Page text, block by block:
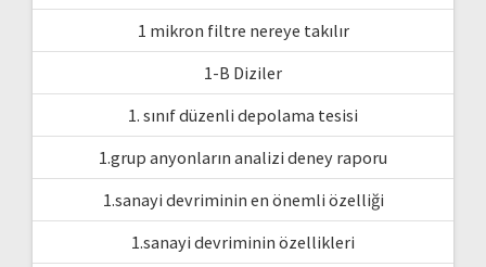
1 mikron filtre nereye takılır
1-B Diziler
1. sınıf düzenli depolama tesisi
1.grup anyonların analizi deney raporu
1.sanayi devriminin en önemli özelliği
1.sanayi devriminin özellikleri